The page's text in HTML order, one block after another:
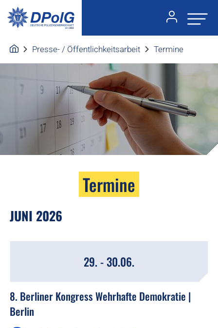
Presse- / Öffentlichkeitsarbeit Termine
Termine
JUNI 2026
29. - 30.06.
8. Berliner Kongress Wehrhafte Demokratie |
Berlin